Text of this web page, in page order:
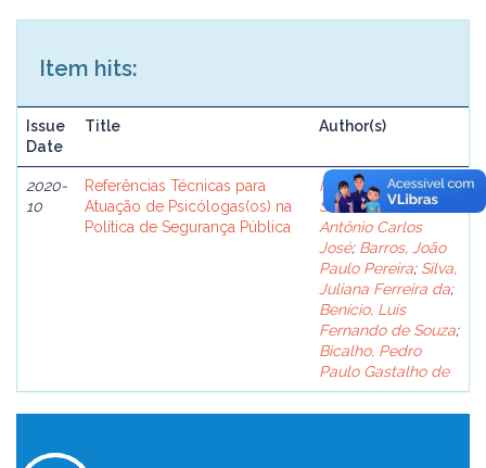
Item hits:
Issue
Date
Title Author(s)
2020-
10
Referências Técnicas para
Atuação de Psicólogas(os) na
Política de Segurança Pública
Meza, Ana Paula
Santos;Britto,
Antônio Carlos
José; Barros, João
Paulo Pereira; Silva,
Juliana Ferreira da;
Benício, Luis
Fernando de Souza;
Bicalho, Pedro
Paulo Gastalho de